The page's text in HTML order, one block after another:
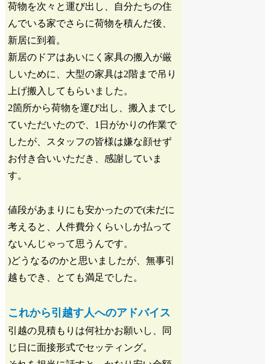
荷物を次々と運び出し、自分たちの住
んでいる家でさらに荷物を積んだ後、
新居に到着。
新居のドアはあいにく家具の搬入が厳
しいために、大型の家具は2階まで吊り
上げ搬入してもらいました。
2箇所から荷物を運び出し、搬入までし
ていただいたので、1日がかりの作業で
したが、スタッフの皆様は嫌な顔せず
お付き合いいただき、感謝していま
す。
値段があまりにも安かったので(未だに
考えると、人件費分くらいしか払って
ないんじゃって思うんです。
)どうなるのかと思いましたが、無事引
越もでき、とても満足でした。
これから引越す人へのアドバイス
引越の見積もりは何社かお願いし、同
じ日に面接形式でセッティング。